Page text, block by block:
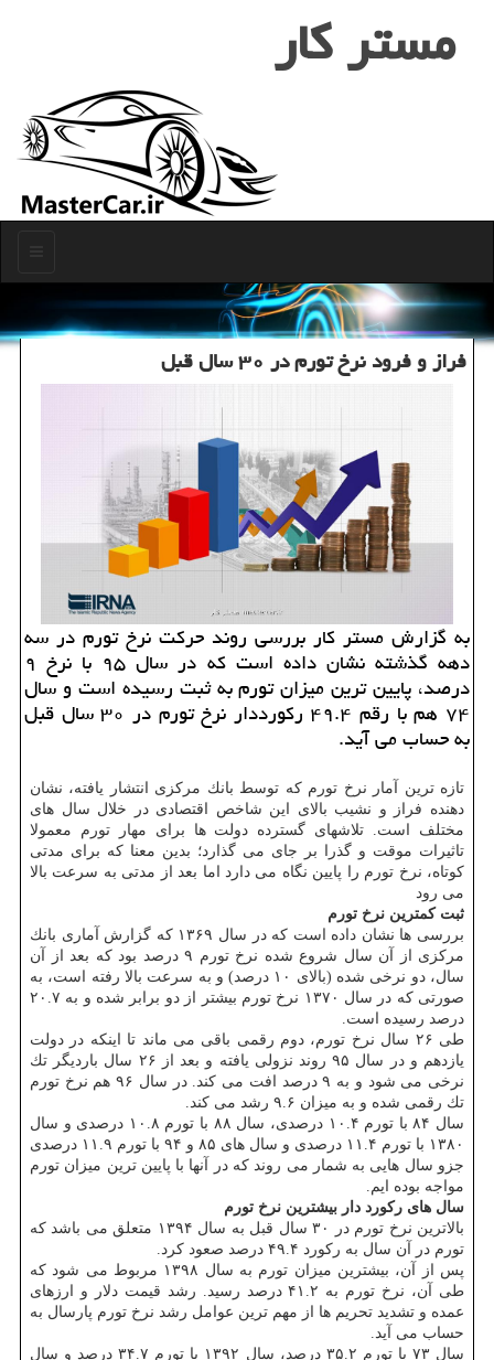
مستر كار
فراز و فرود نرخ تورم در ۳۰ سال قبل
به گزارش مستر كار بررسی روند حركت نرخ تورم در سه
دهه گذشته نشان داده است كه در سال ۹۵ با نرخ ۹
درصد، پایین ترین میزان تورم به ثبت رسیده است و سال
۷۴ هم با رقم ۴۹.۴ ركورددار نرخ تورم در ۳۰ سال قبل
به حساب می آید.
تازه ترین آمار نرخ تورم كه توسط بانك مركزی انتشار یافته، نشان
دهنده فراز و نشیب بالای این شاخص اقتصادی در خلال سال های
مختلف است. تلاشهای گسترده دولت ها برای مهار تورم معمولا
تاثیرات موقت و گذرا بر جای می گذارد؛ بدین معنا كه برای مدتی
كوتاه، نرخ تورم را پایین نگاه می دارد اما بعد از مدتی به سرعت بالا
می رود
ثبت كمترین نرخ تورم
بررسی ها نشان داده است كه در سال ۱۳۶۹ كه گزارش آماری بانك
مركزی از آن سال شروع شده نرخ تورم ۹ درصد بود كه بعد از آن
سال، دو نرخی شده (بالای ۱۰ درصد) و به سرعت بالا رفته است، به
صورتی كه در سال ۱۳۷۰ نرخ تورم بیشتر از دو برابر شده و به ۲۰.۷
درصد رسیده است.
طی ۲۶ سال نرخ تورم، دوم رقمی باقی می ماند تا اینكه در دولت
یازدهم و در سال ۹۵ روند نزولی یافته و بعد از ۲۶ سال باردیگر تك
نرخی می شود و به ۹ درصد افت می كند. در سال ۹۶ هم نرخ تورم
تك رقمی شده و به میزان ۹.۶ رشد می كند.
سال ۸۴ با تورم ۱۰.۴ درصدی، سال ۸۸ با تورم ۱۰.۸ درصدی و سال
۱۳۸۰ با تورم ۱۱.۴ درصدی و سال های ۸۵ و ۹۴ با تورم ۱۱.۹ درصدی
جزو سال هایی به شمار می روند كه در آنها با پایین ترین میزان تورم
مواجه بوده ایم.
سال های ركورد دار بیشترین نرخ تورم
بالاترین نرخ تورم در ۳۰ سال قبل به سال ۱۳۹۴ متعلق می باشد كه
تورم در آن سال به ركورد ۴۹.۴ درصد صعود كرد.
پس از آن، بیشترین میزان تورم به سال ۱۳۹۸ مربوط می شود كه
طی آن، نرخ تورم به ۴۱.۲ درصد رسید. رشد قیمت دلار و ارزهای
عمده و تشدید تحریم ها از مهم ترین عوامل رشد نرخ تورم پارسال به
حساب می آید.
سال ۷۳ با تورم ۳۵.۲ درصد، سال ۱۳۹۲ با تورم ۳۴.۷ درصد و سال